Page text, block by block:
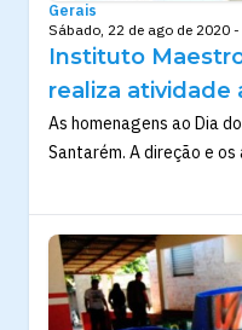
Gerais
Sábado, 22 de ago de 2020
Instituto
realiza atividade
As homenagens ao Dia
Santarém. A direção e